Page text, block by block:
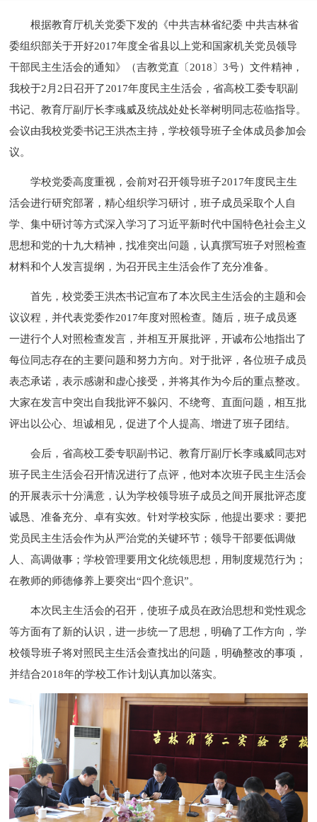
根据教育厅机关党委下发的《中共吉林省纪委 中共吉林省
委组织部关于开好2017年度全省县以上党和国家机关党员领导
干部民主生活会的通知》（吉教党直〔2018〕3号）文件精神，
我校于2月2日召开了2017年度民主生活会，省高校工委专职副
书记、教育厅副厅长李彧威及统战处处长举树明同志莅临指导。
会议由我校党委书记王洪杰主持，学校领导班子全体成员参加会
议。
学校党委高度重视，会前对召开领导班子2017年度民主生
活会进行研究部署，精心组织学习研讨，班子成员采取个人自
学、集中研讨等方式深入学习了习近平新时代中国特色社会主义
思想和党的十九大精神，找准突出问题，认真撰写班子对照检查
材料和个人发言提纲，为召开民主生活会作了充分准备。
首先，校党委王洪杰书记宣布了本次民主生活会的主题和会
议议程，并代表党委作2017年度对照检查。随后，班子成员逐
一进行个人对照检查发言，并相互开展批评，开诚布公地指出了
每位同志存在的主要问题和努力方向。对于批评，各位班子成员
表态承诺，表示感谢和虚心接受，并将其作为今后的重点整改。
大家在发言中突出自我批评不躲闪、不绕弯、直面问题，相互批
评出以公心、坦诚相见，促进了个人提高、增进了班子团结。
会后，省高校工委专职副书记、教育厅副厅长李彧威同志对
班子民主生活会召开情况进行了点评，他对本次班子民主生活会
的开展表示十分满意，认为学校领导班子成员之间开展批评态度
诚恳、准备充分、卓有实效。针对学校实际，他提出要求：要把
党员民主生活会作为从严治党的关键环节；领导干部要低调做
人、高调做事；学校管理要用文化统领思想，用制度规范行为；
在教师的师德修养上要突出“四个意识”。
本次民主生活会的召开，使班子成员在政治思想和党性观念
等方面有了新的认识，进一步统一了思想，明确了工作方向，学
校领导班子将对照民主生活会查找出的问题，明确整改的事项，
并结合2018年的学校工作计划认真加以落实。